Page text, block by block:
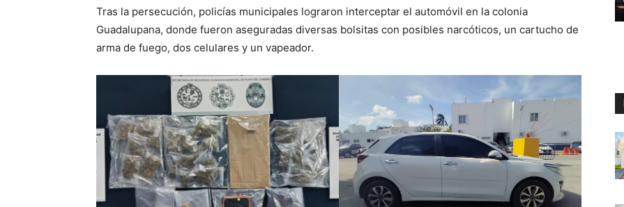
Tras la persecución, policías municipales lograron interceptar el automóvil en la colonia
Guadalupana, donde fueron aseguradas diversas bolsitas con posibles narcóticos, un cartucho de
arma de fuego, dos celulares y un vapeador.